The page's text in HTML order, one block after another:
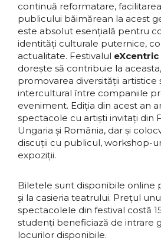
continuă reformatare,
publicului băimărean la acest
este absolut esențială pentru
identități culturale puternice,
actualitate. Festivalul
dorește să contribuie la
promovarea diversității artistice
intercultural între companiile
eveniment. Ediţia din acest an
spectacole cu artiști invitați din
Ungaria și România, dar și
discuții cu publicul, workshop-
expoziții.
Biletele sunt disponibile online
și la casieria teatrului. Prețul
spectacolele din festival costă
studenți beneficiază de intrare
locurilor disponibile.